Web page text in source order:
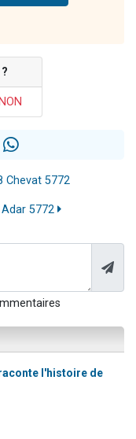
NON
Chevat 5772
5772
l'histoire de